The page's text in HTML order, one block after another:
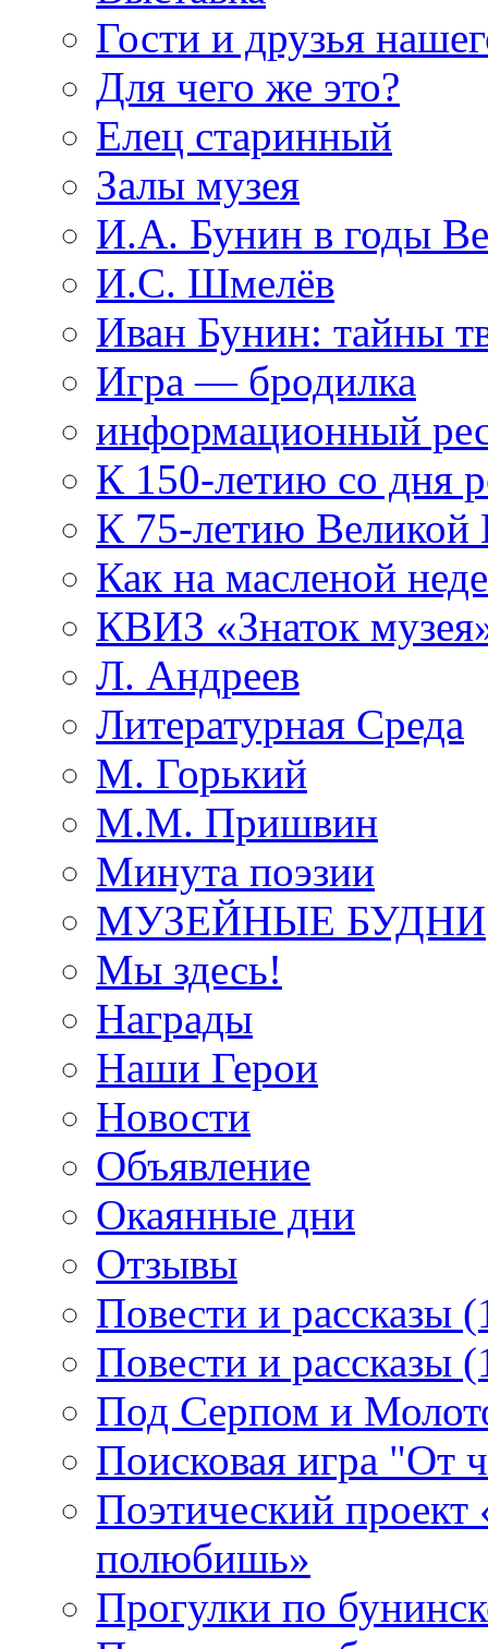
Гости и друзья
Для чего же это?
Елец старинный
Залы музея
И.А. Бунин в годы
И.С. Шмелёв
Иван Бунин: тайны
Игра — бродилка
информационный
К 150-летию со дня
К 75-летию Великой
Как на масленой
КВИЗ «Знаток
Л. Андреев
Литературная Среда
М. Горький
М.М. Пришвин
Минута поэзии
МУЗЕЙНЫЕ БУДНИ
Мы здесь!
Награды
Наши Герои
Новости
Объявление
Окаянные дни
Отзывы
Повести и рассказы
Повести и рассказы
Под Серпом и
Поисковая игра "От
Поэтический
полюбишь»
Прогулки по